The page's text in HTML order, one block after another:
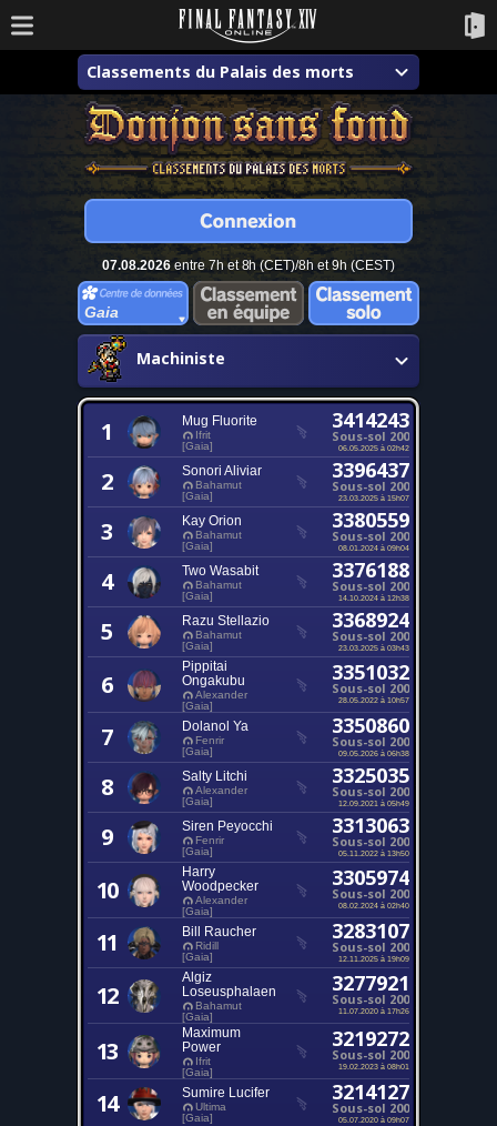
Classements du Palais des morts
07.08.2026entre 7h et 8h (CET)/8h et 9h (CEST)
Gaia
Machiniste
1 Mug Fluorite
Ifrit
[Gaia]
3414243
Sous-sol 200
06.05.2025 à 02h42
2 Sonori Aliviar
Bahamut
[Gaia]
3396437
Sous-sol 200
23.03.2025 à 15h07
3 Kay Orion
Bahamut
[Gaia]
3380559
Sous-sol 200
08.01.2024 à 09h04
4 Two Wasabit
Bahamut
[Gaia]
3376188
Sous-sol 200
14.10.2024 à 12h38
5 Razu Stellazio
Bahamut
[Gaia]
3368924
Sous-sol 200
23.03.2025 à 03h43
6
Pippitai
Ongakubu
Alexander
[Gaia]
3351032
Sous-sol 200
28.05.2022 à 10h57
7 Dolanol Ya
Fenrir
[Gaia]
3350860
Sous-sol 200
09.05.2026 à 06h38
8 Salty Litchi
Alexander
[Gaia]
3325035
Sous-sol 200
12.09.2021 à 05h49
9 Siren Peyocchi
Fenrir
[Gaia]
3313063
Sous-sol 200
05.11.2022 à 13h50
10
Harry
Woodpecker
Alexander
[Gaia]
3305974
Sous-sol 200
08.02.2024 à 02h40
11 Bill Raucher
Ridill
[Gaia]
3283107
Sous-sol 200
12.11.2025 à 19h09
12
Algiz
Loseusphalaen
Bahamut
[Gaia]
3277921
Sous-sol 200
11.07.2020 à 17h26
13
Maximum
Power
Ifrit
[Gaia]
3219272
Sous-sol 200
19.02.2023 à 08h01
14 Sumire Lucifer
Ultima
[Gaia]
3214127
Sous-sol 200
05.07.2020 à 09h07